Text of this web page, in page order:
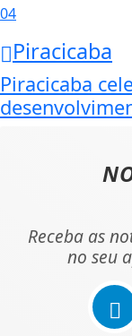
04
Piracicaba
Piracicaba
Receba as
no seu